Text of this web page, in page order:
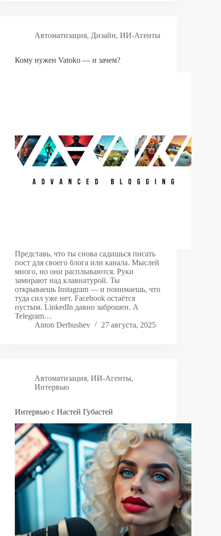
Автоматизация, Дизайн, ИИ-Агенты
Кому нужен Vatoko — и зачем?
Представь, что ты снова садишься писать
пост для своего блога или канала. Мыслей
много, но они расплываются. Руки
замирают над клавиатурой. Ты
открываешь Instagram — и понимаешь, что
туда сил уже нет. Facebook остаётся
пустым. LinkedIn давно заброшен. А
Telegram…
Anton Derbushev
27 августа, 2025
Автоматизация, ИИ-Агенты,
Интервью
Интервью с Настей Губастей